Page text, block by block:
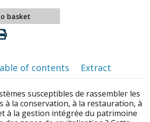
basket
of contents Extract
susceptibles de rassembler les
à la conservation, à la restauration, à
à la gestion intégrée du patrimoine